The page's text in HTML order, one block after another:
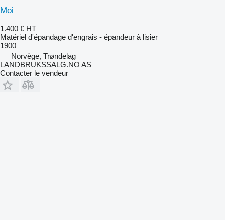
Moi
1.400 € HT
Matériel d'épandage d'engrais - épandeur à lisier
1900
Norvège, Trøndelag
LANDBRUKSSALG.NO AS
Contacter le vendeur